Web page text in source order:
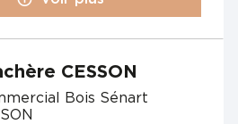
CESSON
Bois Sénart